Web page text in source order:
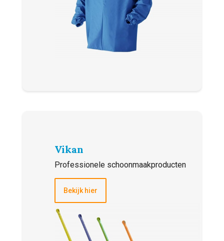
Vikan
Professionele schoonmaakproducten
Bekijk hier